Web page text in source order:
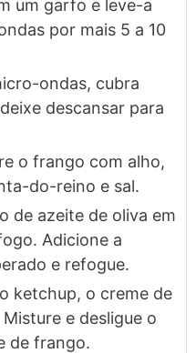
um garfo e leve-a
por mais 5 a 10
ondas, cubra
descansar para
o frango com alho,
do-reino e sal.
de azeite de oliva em
Adicione a
e refogue.
ketchup, o creme de
e desligue o
de frango.